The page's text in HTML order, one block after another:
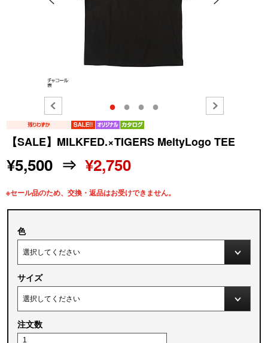
● ● ● ●
【SALE】MILKFED.×TIGERS MeltyLogo TEE
¥5,500 ⇒¥2,750
※セール品のため、交換・返品はお受けできません。
色
サイズ
注文数